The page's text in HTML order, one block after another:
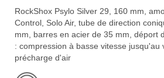
RockShox Psylo Silver 29, 160 mm,
Control, Solo Air, tube de direction
mm, barres en acier de 35 mm, déport
: compression à basse vitesse jusqu'au
précharge d'air